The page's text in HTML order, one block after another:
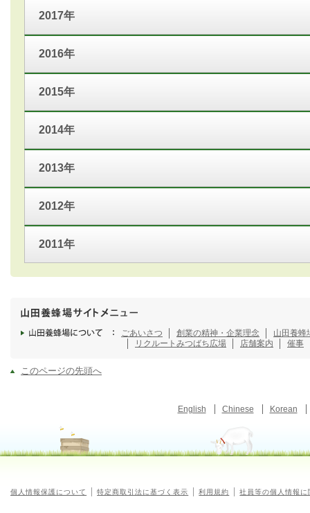
2017年
2016年
2015年
2014年
2013年
2012年
2011年
ごあいさつ 創業の精神・企業理念
山田養蜂
リクルート みつばち広場 店舗案内 催事
このページの先頭へ
English Chinese Korean
個人情報保護について 特定商取引法に基づく表示 利用規約 社員等の個人情報